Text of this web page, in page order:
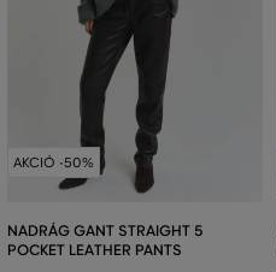
AKCIÓ -50%
NADRÁG GANT STRAIGHT 5
POCKET LEATHER PANTS